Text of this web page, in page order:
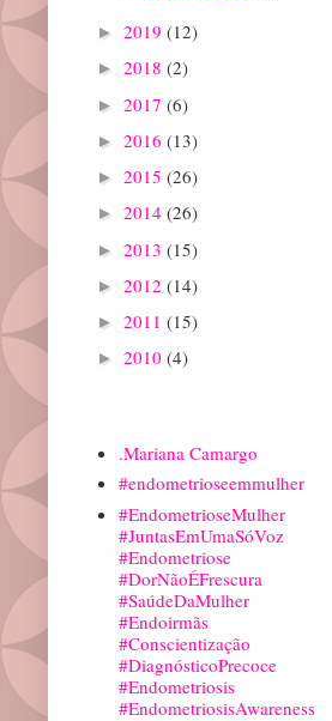
► 2019 (12)
► 2018 (2)
► 2017 (6)
► 2016 (13)
► 2015 (26)
► 2014 (26)
► 2013 (15)
► 2012 (14)
► 2011 (15)
► 2010 (4)
.Mariana Camargo
#endometrioseemmulher
#EndometrioseMulher
#JuntasEmUmaSóVoz
#Endometriose
#DorNãoÉFrescura
#SaúdeDaMulher
#Endoirmãs
#Conscientização
#DiagnósticoPrecoce
#Endometriosis
#EndometriosisAwareness